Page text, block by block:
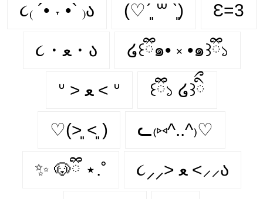
૮₍ ´• ˕ •` ₎ა (♡ˊ͈ ꒳ ˋ͈) Ɛ=3
૮・ﻌ・ა ໒꒰ྀི๑• ༝ •๑꒱ྀི১
ᐡ > ﻌ < ᐡ ꒰ྀི১ ໒꒱ིྀ
♡(˃͈ ˂͈ ) ᓚ₍⑅^..^₎♡
✨ 🐶ྀི ⋆.˚ ૮⸝⸝> ﻌ <⸝⸝ა